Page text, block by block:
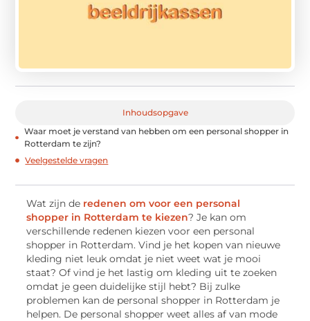
Inhoudsopgave
Waar moet je verstand van hebben om een personal shopper in
Rotterdam te zijn?
Veelgestelde vragen
Wat zijn de redenen om voor een personal
shopper in Rotterdam te kiezen? Je kan om
verschillende redenen kiezen voor een personal
shopper in Rotterdam. Vind je het kopen van nieuwe
kleding niet leuk omdat je niet weet wat je mooi
staat? Of vind je het lastig om kleding uit te zoeken
omdat je geen duidelijke stijl hebt? Bij zulke
problemen kan de personal shopper in Rotterdam je
helpen. De personal shopper weet alles af van mode